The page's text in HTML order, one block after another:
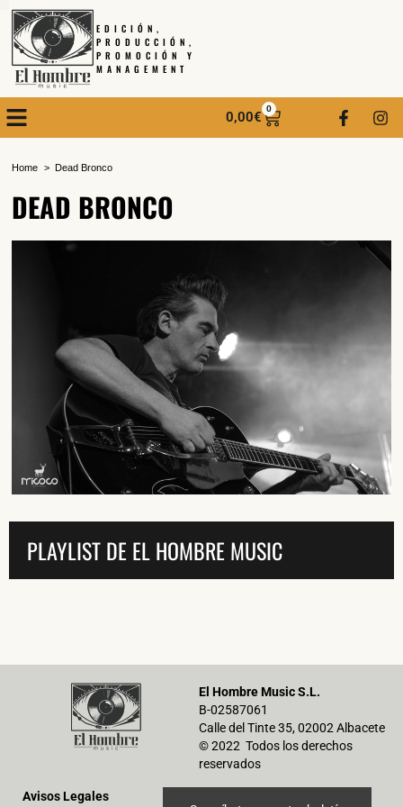
EDICIÓN,
PRODUCCIÓN,
PROMOCIÓN Y
MANAGEMENT
0,00€
0
Home Dead Bronco
DEAD BRONCO
PLAYLIST DE EL HOMBRE MUSIC
El Hombre Music S.L.
B-02587061
Calle del Tinte 35, 02002 Albacete
© 2022 Todos los derechos
reservados
Avisos Legales
SUSCRÍBETE A NUESTRO BOLETÍN
He leído y acepto laPolítica de Privacidady laNota Legal
DARME DE ALTA